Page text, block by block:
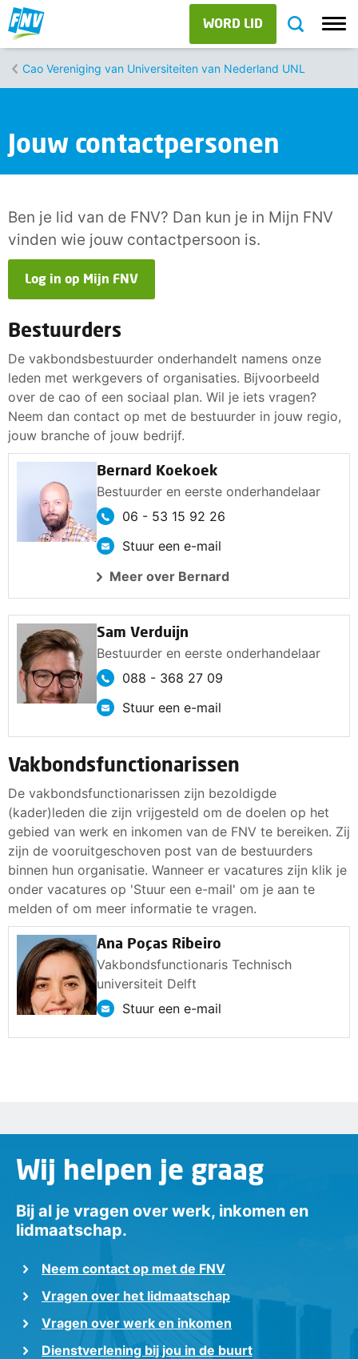
WORD LID
Cao Vereniging van Universiteiten van Nederland UNL
Jouw contactpersonen
Ben je lid van de FNV? Dan kun je in Mijn FNV
vinden wie jouw contactpersoon is.
Log in op Mijn FNV
Bestuurders
De vakbondsbestuurder onderhandelt namens onze
leden met werkgevers of organisaties. Bijvoorbeeld
over de cao of een sociaal plan. Wil je iets vragen?
Neem dan contact op met de bestuurder in jouw regio,
jouw branche of jouw bedrijf.
Bernard Koekoek
Bestuurder en eerste onderhandelaar
06 - 53 15 92 26
Stuur een e-mail
Meer over Bernard
Sam Verduijn
Bestuurder en eerste onderhandelaar
088 - 368 27 09
Stuur een e-mail
Vakbondsfunctionarissen
De vakbondsfunctionarissen zijn bezoldigde
(kader)leden die zijn vrijgesteld om de doelen op het
gebied van werk en inkomen van de FNV te bereiken. Zij
zijn de vooruitgeschoven post van de bestuurders
binnen hun organisatie. Wanneer er vacatures zijn klik je
onder vacatures op 'Stuur een e-mail' om je aan te
melden of om meer informatie te vragen.
Ana Poças Ribeiro
Vakbondsfunctionaris Technisch
universiteit Delft
Stuur een e-mail
Wij helpen je graag
Bij al je vragen over werk, inkomen en
lidmaatschap.
Neem contact op met de FNV
Vragen over het lidmaatschap
Vragen over werk en inkomen
Dienstverlening bij jou in de buurt